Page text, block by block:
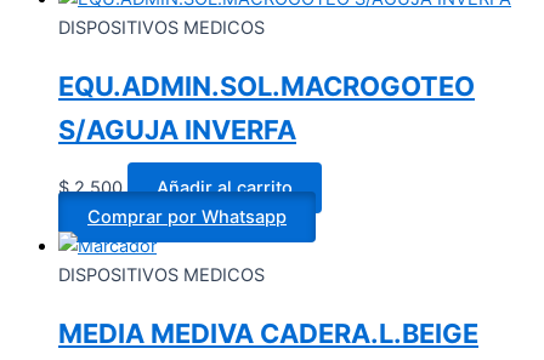
DISPOSITIVOS MEDICOS
EQU.ADMIN.SOL.MACROGOTEO
S/AGUJA INVERFA
$2.500
Añadir al carrito
Comprar por Whatsapp
DISPOSITIVOS MEDICOS
MEDIA MEDIVA CADERA.L.BEIGE